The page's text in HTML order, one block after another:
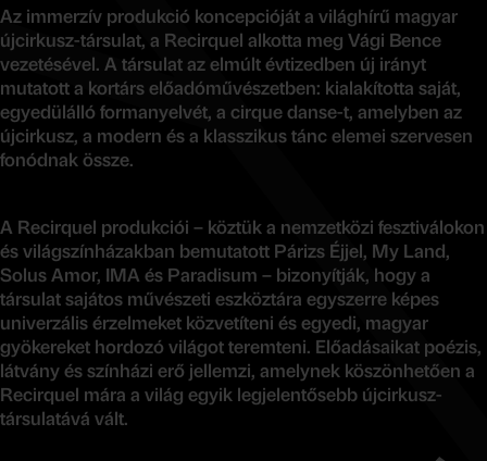
Az immerzív produkció koncepcióját a világhírű magyar
újcirkusz-társulat, a Recirquel alkotta meg Vági Bence
vezetésével. A társulat az elmúlt évtizedben új irányt
mutatott a kortárs előadóművészetben: kialakította saját,
egyedülálló formanyelvét, a cirque danse-t, amelyben az
újcirkusz, a modern és a klasszikus tánc elemei szervesen
fonódnak össze.
A Recirquel produkciói – köztük a nemzetközi fesztiválokon
és világszínházakban bemutatott Párizs Éjjel, My Land,
Solus Amor, IMA és Paradisum – bizonyítják, hogy a
társulat sajátos művészeti eszköztára egyszerre képes
univerzális érzelmeket közvetíteni és egyedi, magyar
gyökereket hordozó világot teremteni. Előadásaikat poézis,
látvány és színházi erő jellemzi, amelynek köszönhetően a
Recirquel mára a világ egyik legjelentősebb újcirkusz-
társulatává vált.